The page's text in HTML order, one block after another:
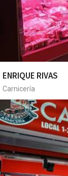
ENRIQUE RIVAS
Carnicería